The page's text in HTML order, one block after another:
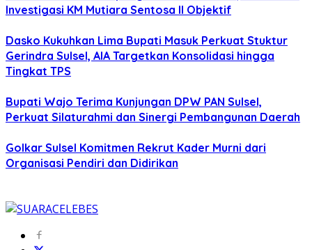
Investigasi KM Mutiara Sentosa II Objektif
Dasko Kukuhkan Lima Bupati Masuk Perkuat Stuktur
Gerindra Sulsel, AIA Targetkan Konsolidasi hingga
Tingkat TPS
Bupati Wajo Terima Kunjungan DPW PAN Sulsel,
Perkuat Silaturahmi dan Sinergi Pembangunan Daerah
Golkar Sulsel Komitmen Rekrut Kader Murni dari
Organisasi Pendiri dan Didirikan